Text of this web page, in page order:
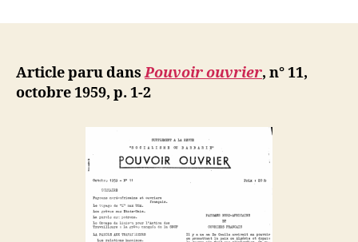
ouvriers
Article paru dansPouvoir ouvrier, n° 11,
octobre 1959, p. 1-2